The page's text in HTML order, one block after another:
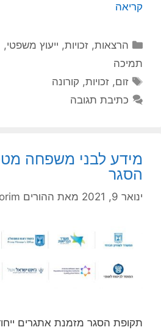
קריאה
קטגוריות
הרצאות,זכויות, ייעוץ משפטי,
תמיכה
תגיות
זום,זכויות, קורונה
כתיבת תגובה
מידע לבני משפחה
הסגר
ינואר 9, 2021 מאת ההורים Hahorim
תקופת הסגר מזמנת אתגרים